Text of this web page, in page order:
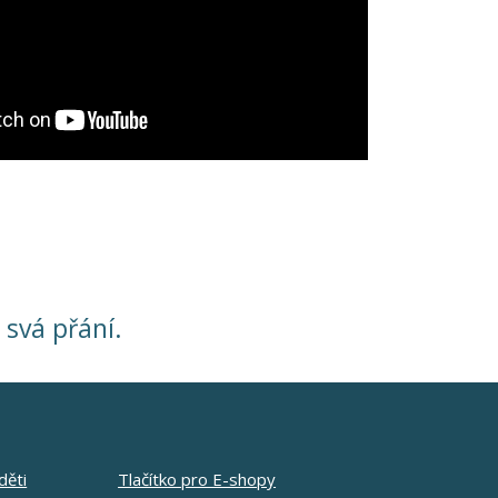
přání.
Tlačítko pro E-shopy